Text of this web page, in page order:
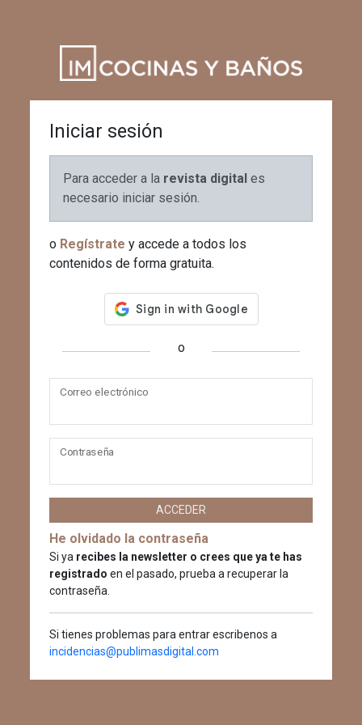
Iniciar sesión
Para acceder a la revista digital es
necesario iniciar sesión.
o Regístrate y accede a todos los
contenidos de forma gratuita.
o
Correo electrónico
Contraseña
ACCEDER
He olvidado la contraseña
Si ya recibes la newsletter o crees que ya te has
registrado en el pasado, prueba a recuperar la
contraseña.
Si tienes problemas para entrar escribenos a
incidencias@publimasdigital.com